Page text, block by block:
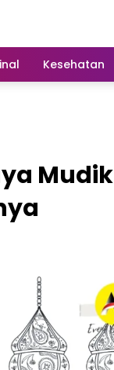
Kesehatan
Mudik